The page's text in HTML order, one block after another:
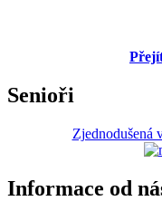
Senioři
Zjednodušená
Informace od